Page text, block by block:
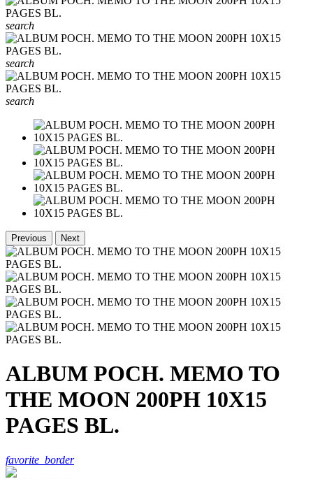
search
search
search
Previous Next
ALBUM POCH. MEMO TO
THE MOON 200PH 10X15
PAGES BL.
favorite_border